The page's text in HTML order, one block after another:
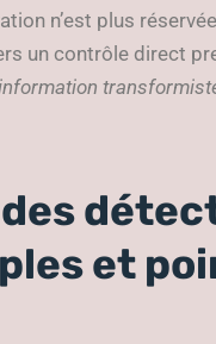
n’est plus
un contrôle direct
et